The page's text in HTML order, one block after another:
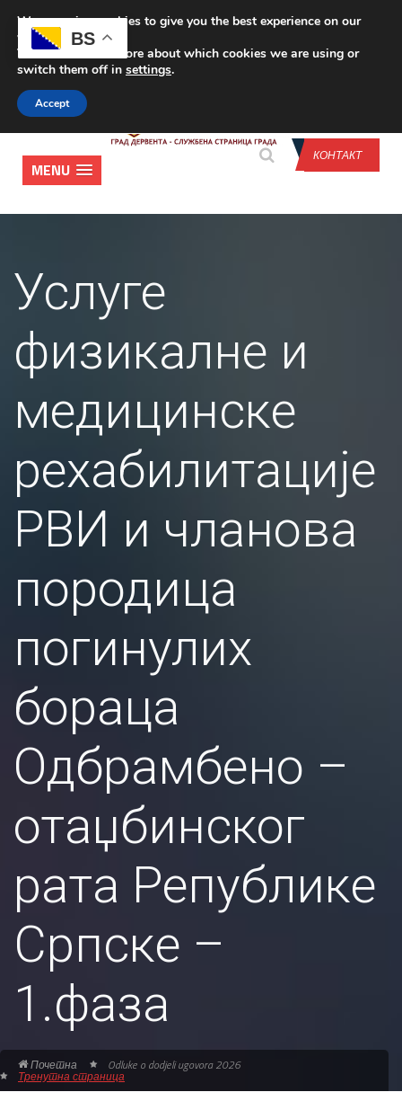
CONTACT US
КОНТАКТ
MENU
Услуге
физикалне и
медицинске
рехабилитације
РВИ и чланова
породица
погинулих
бораца
Одбрамбено –
отаџбинског
рата Републике
Српске –
1.фаза
Почетна Odluke o dodjeli ugovora 2026
Тренутна страница
BS
We are using cookies to give you the best experience on our
website.
You can find out more about which cookies we are using or
switch them off in settings.
Accept